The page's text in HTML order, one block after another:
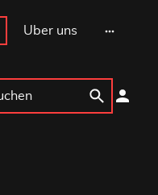
Über uns